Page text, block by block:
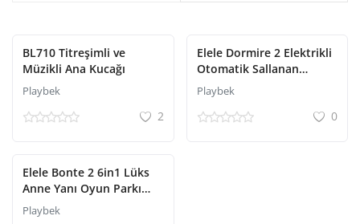
Kategoriler
Anasayfa
Contact
BL710 Titreşimli ve
Müzikli Ana Kucağı
Playbek
2
Elele Dormire 2 Elektrikli
Otomatik Sallanan
Kademeli Ana Kucağı
Playbek
0
Elele Bonte 2 6in1 Lüks
Anne Yanı Oyun Parkı
Park Yatak XL 70x120 cm
Gri-Siyah
Playbek